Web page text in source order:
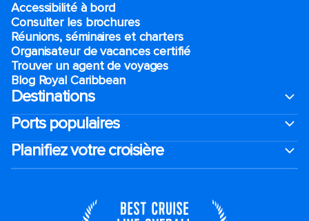
Accessibilité à bord​
Consulter les brochures
Réunions, séminaires et charters
Organisateur de vacances certifié
Trouver un agent de voyages
Blog Royal Caribbean
Destinations
Ports populaires
Planifiez votre croisière